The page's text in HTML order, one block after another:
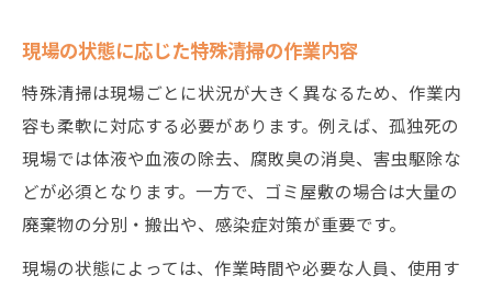
現場の状態に応じた特殊清掃の作業内容
特殊清掃は現場ごとに状況が大きく異なるため、作業内
容も柔軟に対応する必要があります。例えば、孤独死の
現場では体液や血液の除去、腐敗臭の消臭、害虫駆除な
どが必須となります。一方で、ゴミ屋敷の場合は大量の
廃棄物の分別・搬出や、感染症対策が重要です。
現場の状態によっては、作業時間や必要な人員、使用す